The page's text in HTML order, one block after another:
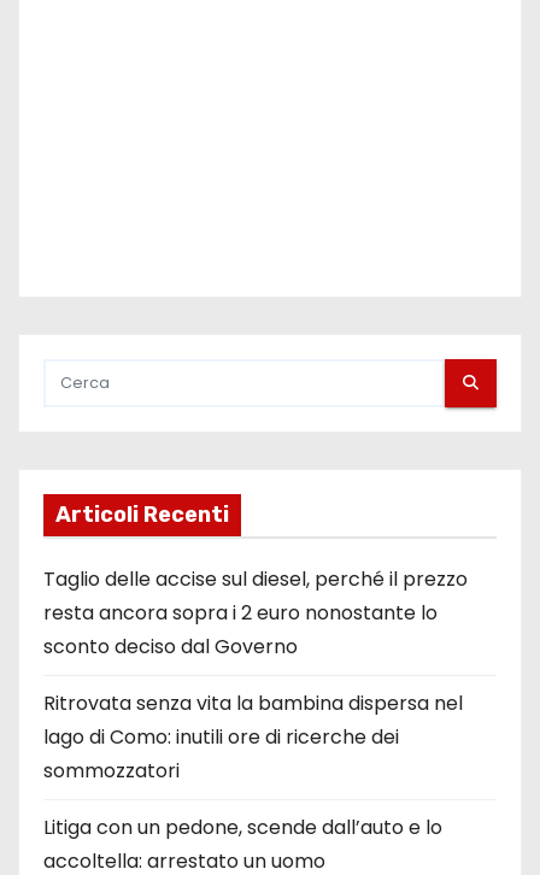
Articoli Recenti
Taglio delle accise sul diesel, perché il prezzo
resta ancora sopra i 2 euro nonostante lo
sconto deciso dal Governo
Ritrovata senza vita la bambina dispersa nel
lago di Como: inutili ore di ricerche dei
sommozzatori
Litiga con un pedone, scende dall’auto e lo
accoltella: arrestato un uomo